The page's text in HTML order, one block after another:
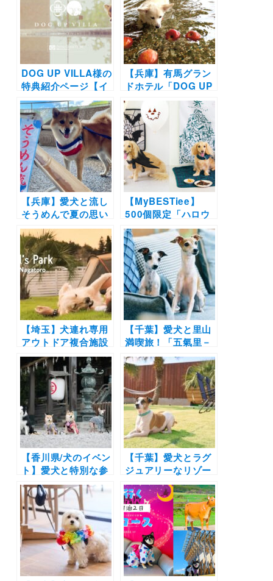
DOG UP VILLA様の
特典紹介ページ【イ
ンターペット2021】
【兵庫】有馬グラン
ドホテル「DOG UP
VILLA」で期間限定
の愛犬りんご風呂&
りんごフォトスポッ
トも登場！2023年1
月16日スタート
【兵庫】愛犬と流し
そうめんで夏の思い
出を作ろう！有馬グ
ランドホテル「DOG
UP VILLA」で今年
も「愛犬流しそうめ
ん」イベント開催！
【MyBESTiee】
500個限定「ハロウ
ィンBOX」＆「クリ
スマスBOX」販売開
始！可愛い装飾品か
らわんこ用グッズま
で盛りだくさん
【埼玉】犬連れ専用
アウトドア複合施設
「エルズパーク長
瀞」が2024年11月
にグランドオープ
ン！ドッグラン付き
トレーラーハウスか
ら愛犬OKカフェま
で
【千葉】愛犬と里山
満喫旅！「五氣里－
itsukiri－」が天然
芝の屋外ドッグラン
を2025年4月オープ
ン！よりペットフレ
ンドリーな施設にリ
ニューアル
【香川県/犬のイベン
ト】愛犬と特別な参
拝体験を「ペット参
拝わん詣で＆ペット
マーケット
KOTOHIRA」（金刀
比羅宮など）1/31～
2/2
【千葉】愛犬とラグ
ジュアリーなリゾー
ト体験！「VILLA
SENSE
KUJUKURI」が
2025年3月オープ
ン！天然芝のプライ
ベートドッグランも